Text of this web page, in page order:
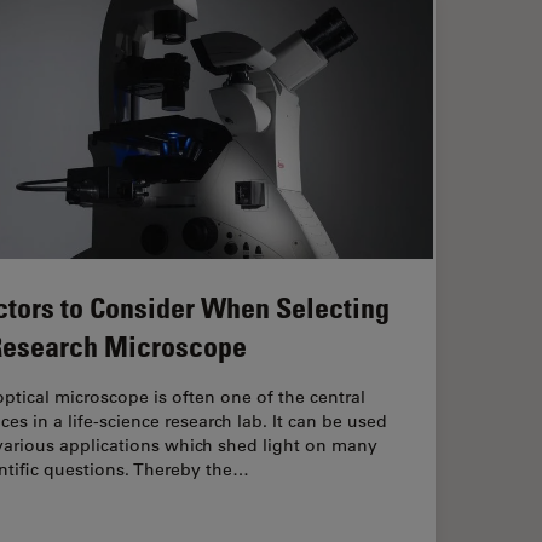
to Consider When Selecting
Microscope
microscope is often one of the central
in a life-science research lab. It can be used
applications which shed light on many
questions. Thereby the…